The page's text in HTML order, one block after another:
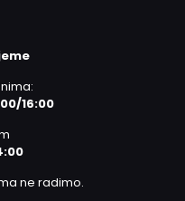
16:00
ne radimo.